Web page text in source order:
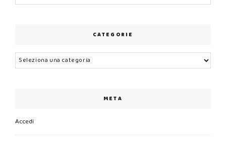
CATEGORIE
Categorie
META
Accedi